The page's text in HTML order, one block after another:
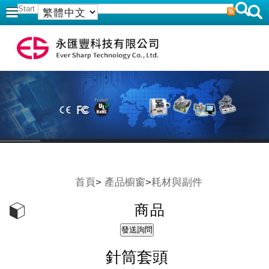
首頁> 產品櫥窗>耗材與副件
商品
針筒套頭